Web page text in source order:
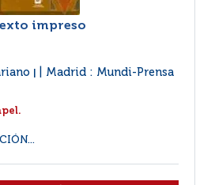
impreso
Madrid : Mundi-Prensa